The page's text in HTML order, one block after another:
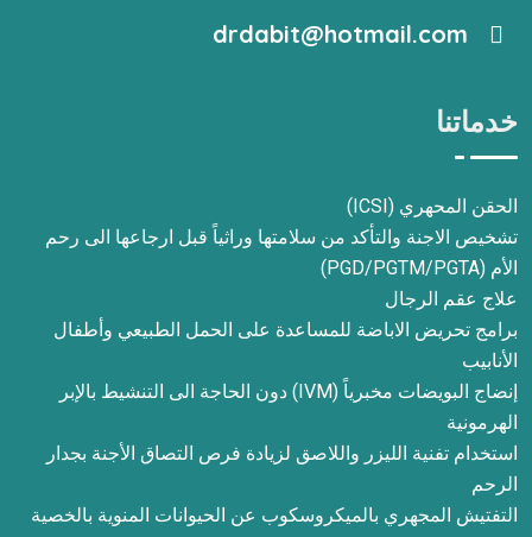
خدماتنا
الحقن المحهري (ICSI)
تشخيص الاجنة والتأكد من سلامتها وراثياً قبل ارجاعها الى رحم
الأم (PGD/PGTM/PGTA)
علاج عقم الرجال
برامج تحريض الاباضة للمساعدة على الحمل الطبيعي وأطفال
الأنابيب
إنضاج البويضات مخبرياً (IVM) دون الحاجة الى التنشيط بالإبر
الهرمونية
استخدام تفنية الليزر واللاصق لزيادة فرص التصاق الأجنة بجدار
الرحم
التفتيش المجهري بالميكروسكوب عن الحيوانات المنوية بالخصية